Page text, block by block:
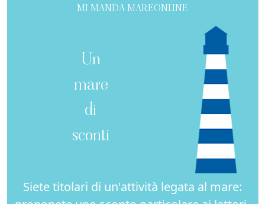
MI MANDA MAREONLINE
Un
mare
di
sconti
Siete titolari di un'attività legata al mare: